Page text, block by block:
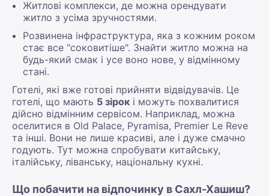
Житлові комплекси, де можна орендувати
житло з усіма зручностями.
Розвинена інфраструктура, яка з кожним роком
стає все "соковитіше". Знайти житло можна на
будь-який смак і усе воно нове, у відмінному
стані.
Готелі, які вже готові прийняти відвідувачів. Це
готелі, що мають 5 зірок і можуть похвалитися
дійсно відмінним сервісом. Наприклад, можна
оселитися в Old Palace, Pyramisa, Premier Le Reve
та інші. Вони не лише красиві, але і дуже смачно
годують. Тут можна спробувати китайську,
італійську, ліванську, національну кухні.
Що побачити на відпочинку в Сахл-Хашиш?